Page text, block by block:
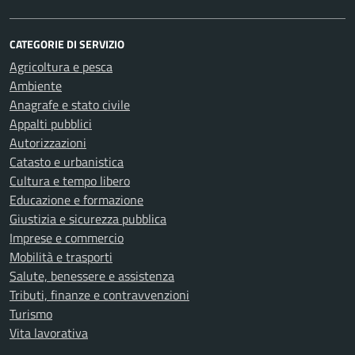
CATEGORIE DI SERVIZIO
Agricoltura e pesca
Ambiente
Anagrafe e stato civile
Appalti pubblici
Autorizzazioni
Catasto e urbanistica
Cultura e tempo libero
Educazione e formazione
Giustizia e sicurezza pubblica
Imprese e commercio
Mobilità e trasporti
Salute, benessere e assistenza
Tributi, finanze e contravvenzioni
Turismo
Vita lavorativa